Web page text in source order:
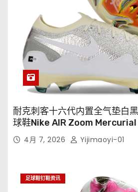
耐克刺客十六代内置全气垫白
球鞋Nike AIR Zoom
XXV FG35-45
4月 7, 2026 Yijimaoyi-01
足球鞋钉鞋资讯